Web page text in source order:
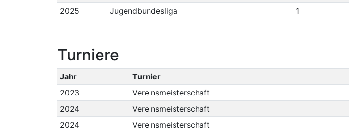
2025
Jugendbundesliga 1
Turniere
Jahr Turnier
2023
Vereinsmeisterschaft
2024
Vereinsmeisterschaft
2024
Vereinsmeisterschaft